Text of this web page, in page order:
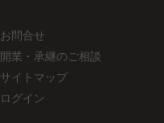
お問合せ
開業・承継のご相談
サイトマップ
ログイン